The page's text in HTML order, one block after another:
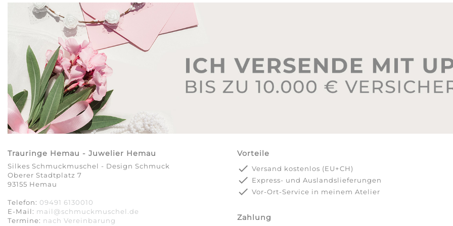
Trauringe Hemau - Juwelier Hemau
Silkes Schmuckmuschel - Design Schmuck
Oberer Stadtplatz 7
93155 Hemau
Telefon: 09491 6130010
E-Mail: mail@schmuckmuschel.de
Termine: nach Vereinbarung​​​​​​​
Vorteile
done Versand kostenlos (EU+CH)
done Express- und Auslandslieferungen
done Vor-Ort-Service in meinem Atelier
Zahlung